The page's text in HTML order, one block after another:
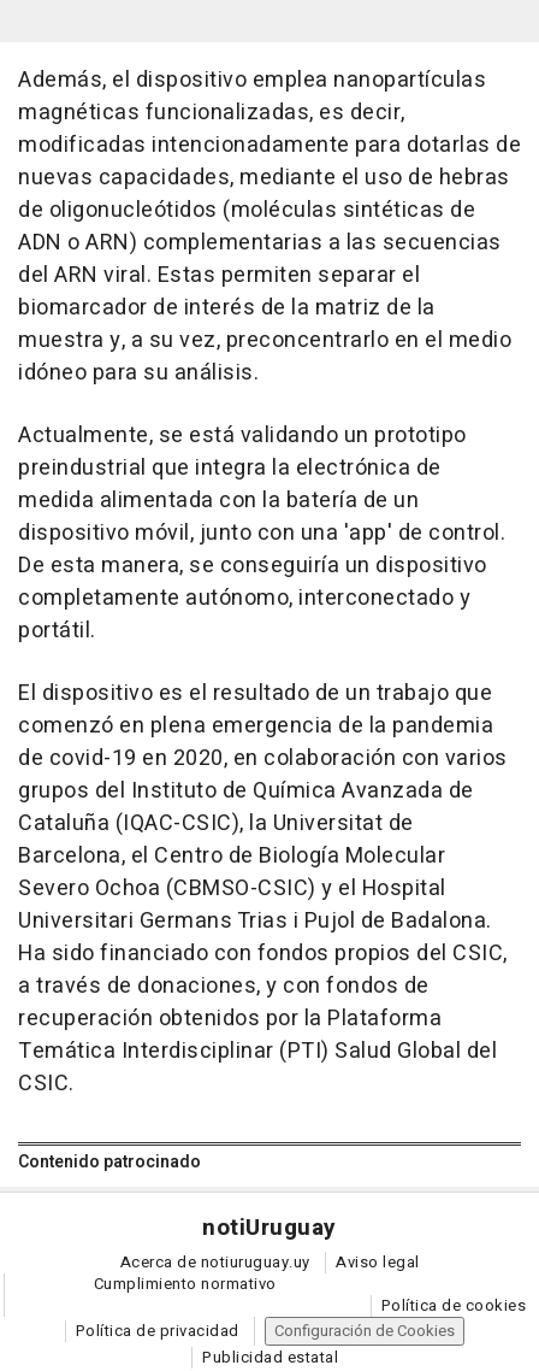
Además, el dispositivo emplea nanopartículas
magnéticas funcionalizadas, es decir,
modificadas intencionadamente para dotarlas de
nuevas capacidades, mediante el uso de hebras
de oligonucleótidos (moléculas sintéticas de
ADN o ARN) complementarias a las secuencias
del ARN viral. Estas permiten separar el
biomarcador de interés de la matriz de la
muestra y, a su vez, preconcentrarlo en el medio
idóneo para su análisis.
Actualmente, se está validando un prototipo
preindustrial que integra la electrónica de
medida alimentada con la batería de un
dispositivo móvil, junto con una 'app' de control.
De esta manera, se conseguiría un dispositivo
completamente autónomo, interconectado y
portátil.
El dispositivo es el resultado de un trabajo que
comenzó en plena emergencia de la pandemia
de covid-19 en 2020, en colaboración con varios
grupos del Instituto de Química Avanzada de
Cataluña (IQAC-CSIC), la Universitat de
Barcelona, el Centro de Biología Molecular
Severo Ochoa (CBMSO-CSIC) y el Hospital
Universitari Germans Trias i Pujol de Badalona.
Ha sido financiado con fondos propios del CSIC,
a través de donaciones, y con fondos de
recuperación obtenidos por la Plataforma
Temática Interdisciplinar (PTI) Salud Global del
CSIC.
Contenido patrocinado
notiUruguay
Acerca de notiuruguay.uy
Aviso legal
Cumplimiento normativo
Política de cookies
Política de privacidad
Configuración de Cookies
Publicidad estatal